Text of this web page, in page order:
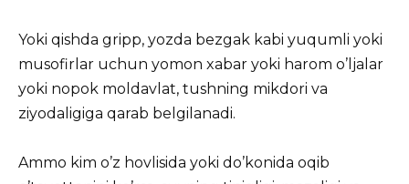
Yoki qishda gripp, yozda bezgak kabi yuqumli yoki
musofirlar uchun yomon xabar yoki harom o’ljalar
yoki nopok moldavlat, tushning mikdori va
ziyodaligiga qarab belgilanadi.
Ammo kim o’z hovlisida yoki do’konida oqib